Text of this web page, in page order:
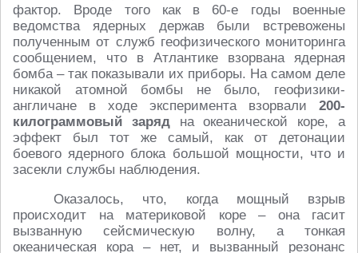
фактор. Вроде того как в 60-е годы военные
ведомства ядерных держав были встревожены
полученным от служб геофизического мониторинга
сообщением, что в Атлантике взорвана ядерная
бомба – так показывали их приборы. На самом деле
никакой атомной бомбы не было, геофизики-
англичане в ходе эксперимента взорвали 200-
килограммовый зарядна океанической коре, а
эффект был тот же самый, как от детонации
боевого ядерного блока большой мощности, что и
засекли службы наблюдения.
Оказалось, что, когда мощный взрыв
происходит на материковой коре – она гасит
вызванную сейсмическую волну, а тонкая
океаническая кора – нет, и вызванный резонанс